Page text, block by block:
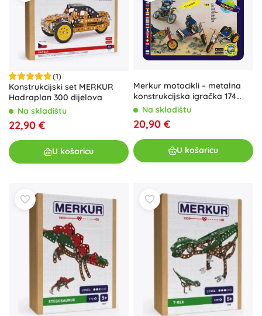
(1)
Konstrukcijski set MERKUR
Hadraplan 300 dijelova
Na skladištu
22,90 €
U košaricu
Merkur motocikli – metalna
konstrukcijska igračka 174
dijelova, do 10 modela
Na skladištu
20,90 €
U košaricu